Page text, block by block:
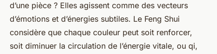
d’une pièce ? Elles agissent comme des vecteurs
d’émotions et d’énergies subtiles. Le Feng Shui
considère que chaque couleur peut soit renforcer,
soit diminuer la circulation de l’énergie vitale, ou qi,